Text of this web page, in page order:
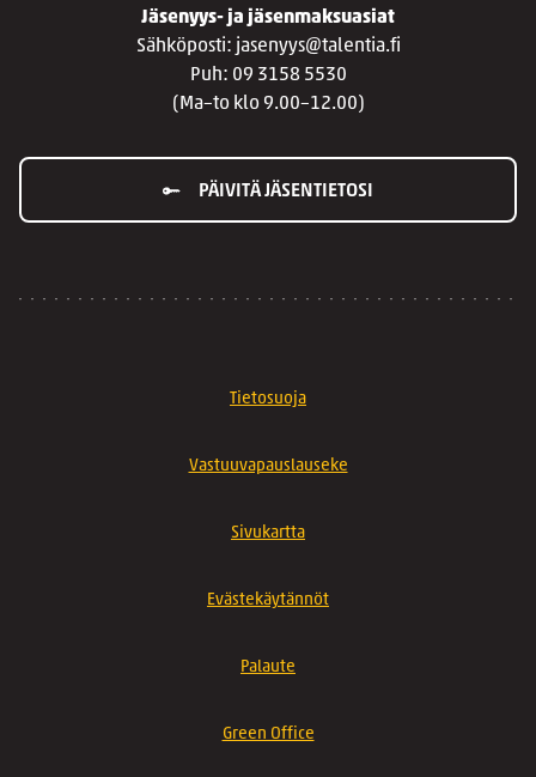
Jäsenyys- ja jäsenmaksuasiat
Sähköposti: jasenyys@talentia.fi
Puh: 09 3158 5530
(Ma–to klo 9.00–12.00)
PÄIVITÄ JÄSENTIETOSI
Tietosuoja
Vastuuvapauslauseke
Sivukartta
Evästekäytännöt
Palaute
Green Office